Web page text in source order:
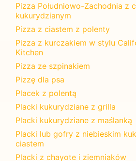
Pizza Południowo-Zachodnia z
kukurydzianym
Pizza z ciastem z polenty
Pizza z kurczakiem w stylu
Kitchen
Pizza ze szpinakiem
Pizzę dla psa
Placek z polentą
Placki kukurydziane z grilla
Placki kukurydziane z maślanką
Placki lub gofry z niebieskim
ciastem
Placki z chayote i ziemniaków